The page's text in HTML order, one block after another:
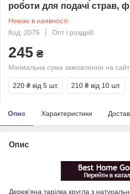
роботи для подачі страв,
Немає в наявності
Код: 2075
Опт і роздріб
245 ₴
Мінімальна сума замовлення на
220 ₴ від 5 шт. 210 ₴ від 10 шт.
Опис Характеристики
Опис
Дерев’яна тарілка кругла з